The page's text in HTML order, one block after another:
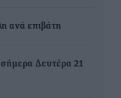
ανά επιβάτη
Δευτέρα 21